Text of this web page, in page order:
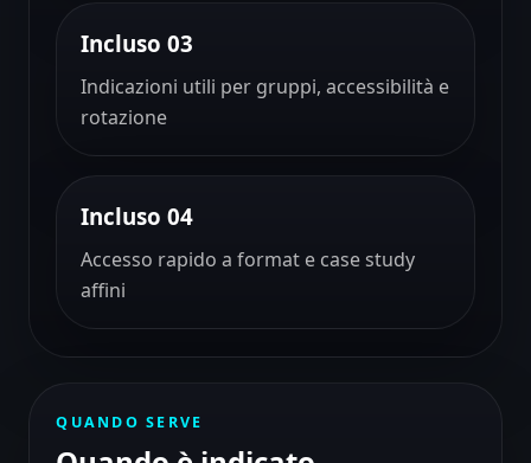
Incluso 03
Indicazioni utili per gruppi, accessibilità e
rotazione
Incluso 04
Accesso rapido a format e case study
affini
QUANDO SERVE